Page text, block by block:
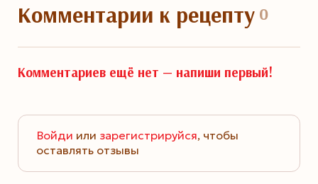
Комментарии к рецепту0
Комментариев ещё нет — напиши первый!
Войди или зарегистрируйся, чтобы
оставлять отзывы